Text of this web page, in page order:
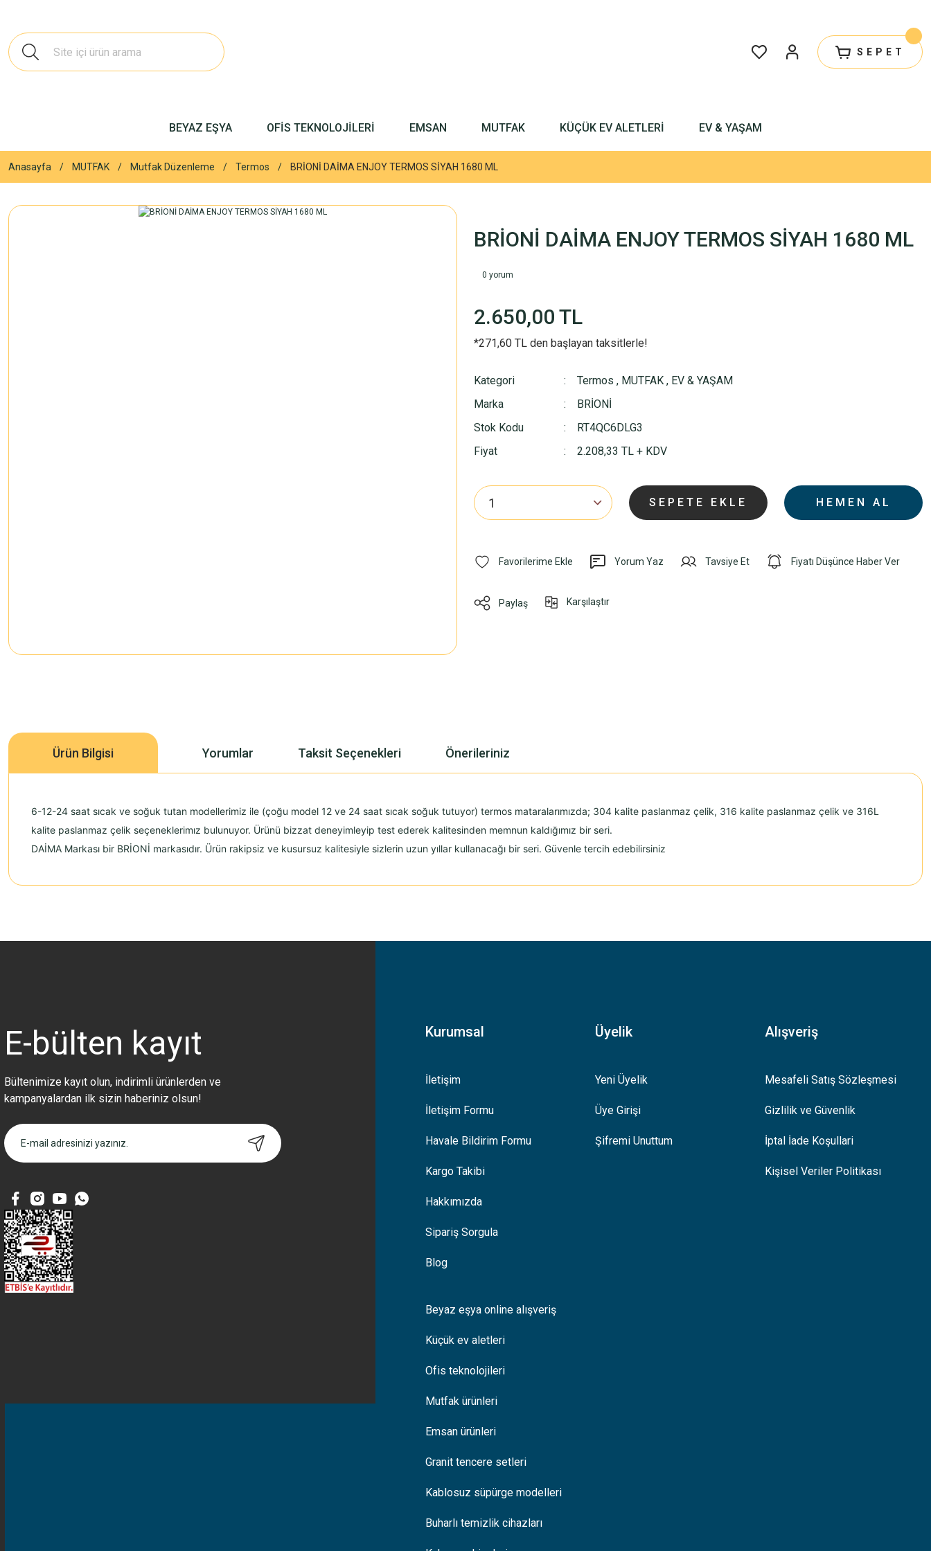
SEPET
BEYAZ EŞYA OFİS TEKNOLOJİLERİ EMSAN MUTFAK KÜÇÜK EV ALETLERİ EV & YAŞAM
Anasayfa MUTFAK Mutfak Düzenleme Termos BRİONİ DAİMA ENJOY TERMOS SİYAH 1680 ML
BRİONİ DAİMA ENJOY TERMOS SİYAH 1680 ML
0 yorum
2.650,00 TL
*271,60 TL den başlayan taksitlerle!
Kategori Termos , MUTFAK , EV & YAŞAM
Marka
BRİONİ
Stok Kodu
RT4QC6DLG3
Fiyat
2.208,33 TL + KDV
SEPETE EKLE HEMEN AL
Yorum Yaz Tavsiye Et Fiyatı Düşünce Haber Ver
Paylaş Karşılaştır
Ürün Bilgisi Yorumlar Taksit Seçenekleri Önerileriniz
6-12-24 saat sıcak ve soğuk tutan modellerimiz ile (çoğu model 12 ve 24 saat sıcak soğuk tutuyor) termos mataralarımızda; 304 kalite paslanmaz çelik, 316 kalite paslanmaz çelik ve 316L
kalite paslanmaz çelik seçeneklerimız bulunuyor. Ürünü bizzat deneyimleyip test ederek kalitesinden memnun kaldığımız bir seri.
DAİMA Markası bir BRİONİ markasıdır. Ürün rakipsiz ve kusursuz kalitesiyle sizlerin uzun yıllar kullanacağı bir seri. Güvenle tercih edebilirsiniz
Bu ürüne ilk yorumu siz yapın!
Bu ürüne benzer farklı alternatifler olmalı.
Gönder
E-bülten kayıt
Bültenimize kayıt olun, indirimli ürünlerden ve
kampanyalardan ilk sizin haberiniz olsun!
Kurumsal
İletişim
İletişim Formu
Havale Bildirim Formu
Kargo Takibi
Hakkımızda
Sipariş Sorgula
Blog
Üyelik
Yeni Üyelik
Üye Girişi
Şifremi Unuttum
Alışveriş
Mesafeli Satış Sözleşmesi
Gizlilik ve Güvenlik
İptal İade Koşullari
Kişisel Veriler Politikası
Beyaz eşya online alışveriş
Küçük ev aletleri
Ofis teknolojileri
Mutfak ürünleri
Emsan ürünleri
Granit tencere setleri
Kablosuz süpürge modelleri
Buharlı temizlik cihazları